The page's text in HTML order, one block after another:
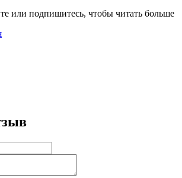
или подпишитесь, чтобы читать больше